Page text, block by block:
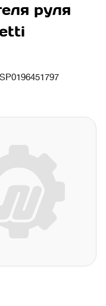
руля